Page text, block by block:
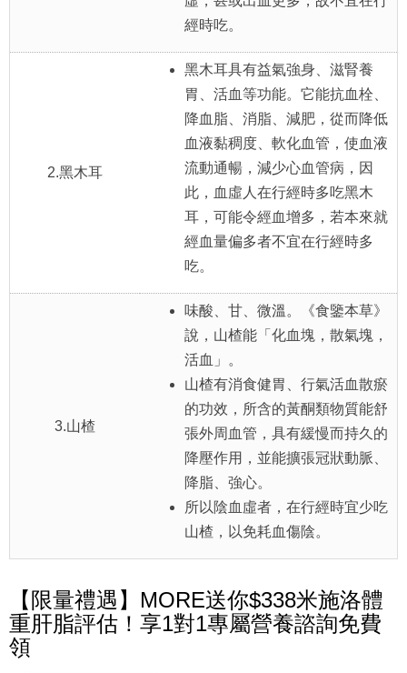
經時吃。
2.黑木耳
黑木耳具有益氣強身、滋腎養
胃、活血等功能。它能抗血栓、
降血脂、消脂、減肥，從而降低
血液黏稠度、軟化血管，使血液
流動通暢，減少心血管病，因
此，血虛人在行經時多吃黑木
耳，可能令經血增多，若本來就
經血量偏多者不宜在行經時多
吃。
3.山楂
味酸、甘、微溫。《食鑒本草》
說，山楂能「化血塊，散氣塊，
活血」。
山楂有消食健胃、行氣活血散瘀
的功效，所含的黃酮類物質能舒
張外周血管，具有緩慢而持久的
降壓作用，並能擴張冠狀動脈、
降脂、強心。
所以陰血虛者，在行經時宜少吃
山楂，以免耗血傷陰。
【限量禮遇】MORE送你$338米施洛體
重肝脂評估！享1對1專屬營養諮詢免費
領